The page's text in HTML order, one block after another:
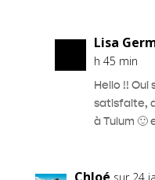
Lisa
h 45 min
Hello !! Oui
satisfaite,
à Tulum 🙂